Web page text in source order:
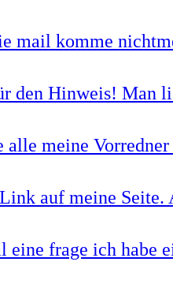
mail komme
den Hinweis! Man
meine
auf meine
eine frage ich habe